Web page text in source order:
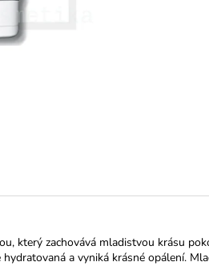
který zachovává mladistvou krásu
a vyniká krásné opálení.